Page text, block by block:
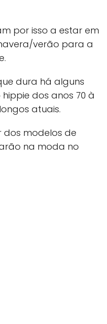
por isso a estar em
verão para a
dura há alguns
dos anos 70 à
atuais.
dos modelos de
na moda no